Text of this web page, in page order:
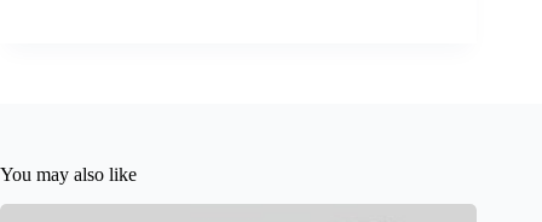
You may also like